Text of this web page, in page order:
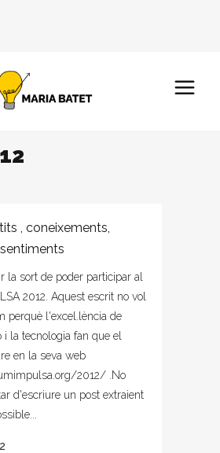
, coneixements,
la sort de poder participar al
2012. Aquest escrit no vol
perquè l'excel.lència de
i la tecnologia fan que el
en la seva web
2012/ .No
d'escriure un post extraient